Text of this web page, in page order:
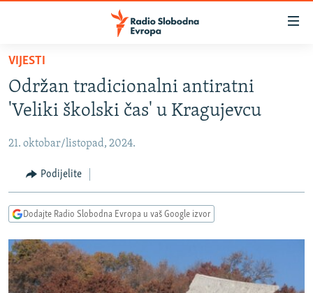
Pređite
glavni
sadržaj
na
navigaciju
Pređite
na
VIJESTI
BOSNA I HERCEGOVINA
KOSOVO
CRNA GORA
VIDEO
FOTOGALERIJE
INFOGRAFIKE
PODCASTI
RAT U UKRAJINI
KINA NA BALKANU
VIJESTI
Održan tradicionalni antiratni
'Veliki školski čas' u Kragujevcu
21. oktobar/listopad, 2024.
Podijelite
Dodajte Radio Slobodna Evropa u vaš Google izvor